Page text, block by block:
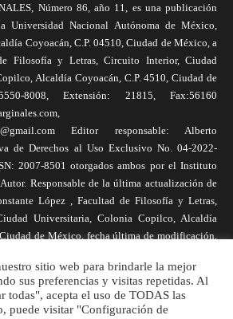
Número 86, año 11, es una publicación
Universidad Nacional Autónoma de México,
Coyoacán, C.P. 04510, Ciudad de México, a
Filosofía y Letras, Circuito Interior, Ciudad
Alcaldía Coyoacán, C.P. 4510, Ciudad de
8008, Extensión: 21815, Fax:56160
Editor responsable: Alberto
de Derechos al Uso Exclusivo No. 04-2022-
2007-8501 otorgados ambos por el Instituto
Responsable de la última actualización de
López , Facultad de Filosofía y Letras,
Universitaria, Colonia Copilco, Alcaldía
de México, fecha última de modificación,
postura de la revista, ni de Universidad Nacional
autores son responsables de los contenidos de
la reproducción total o parcial de los textos aquí
sitio web para brindarle la mejor
sus preferencias y visitas repetidas. Al
todas", acepta el uso de TODAS las
puede visitar "Configuración de